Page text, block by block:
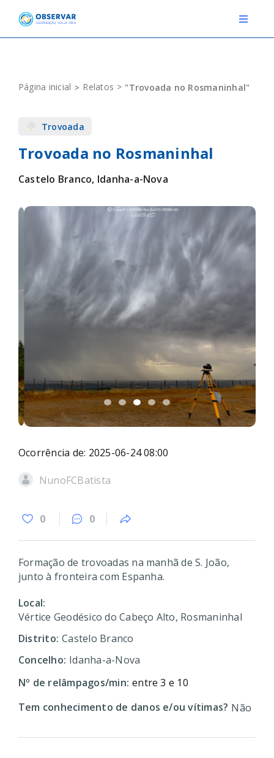
content
Toggle
EVENTOS
DEFINIÇÕES
F.A.Q.
Novo relato Login
Página inicial Relatos "Trovoada no Rosmaninhal"
Trovoada
Trovoada no Rosmaninhal
Castelo Branco, Idanha-a-Nova
Ocorrência de: 2025-06-24 08:00
NunoFCBatista
0 0
Formação de trovoadas na manhã de S. João,
junto à fronteira com Espanha.
Local:
Vértice Geodésico do Cabeço Alto, Rosmaninhal
Distrito: Castelo Branco
Concelho: Idanha-a-Nova
Nº de relâmpagos/min: entre 3 e 10
Tem conhecimento de danos e/ou vítimas? Não